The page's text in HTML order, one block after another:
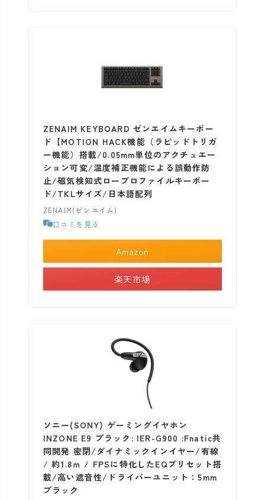
ZENAIM KEYBOARD ゼンエイムキーボー
ド【MOTION HACK機能（ラピッドトリガ
ー機能）搭載/0.05mm単位のアクチュエー
ション可変/温度補正機能による誤動作防
止/磁気検知式ロープロファイルキーボー
ド/TKLサイズ/日本語配列
ZENAIM(ゼンエイム)
口コミを見る
Amazon
楽天市場
ソニー(SONY) ゲーミングイヤホン
INZONE E9 ブラック: IER-G900 :Fnatic共
同開発 密閉/ダイナミックインイヤー/有線
/ 約1.8ｍ / FPSに特化したEQプリセット搭
載/高い遮音性/ドライバーユニット：5mm
ブラック